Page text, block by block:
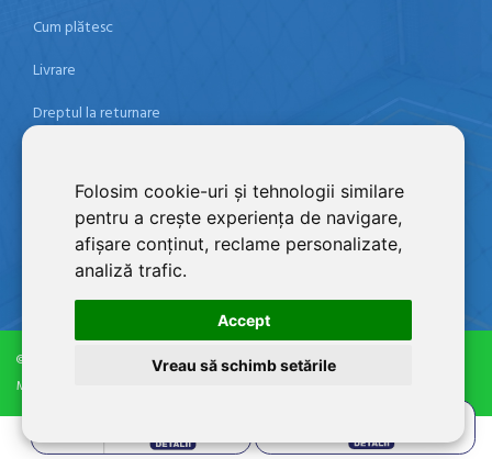
Folosim cookie-uri și tehnologii similare
pentru a crește experiența de navigare,
afișare conținut, reclame personalizate,
analiză trafic.
Accept
Vreau să schimb setările
Cum plătesc
Livrare
Dreptul la returnare
Termeni şi condiţii
Contact
©2026 ZONA SPORT SRL, RO 21304053, J12/1131/2007
Magazin dezvoltat de